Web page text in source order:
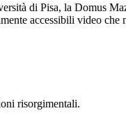
di Pisa, la Domus
accessibili video che
risorgimentali.